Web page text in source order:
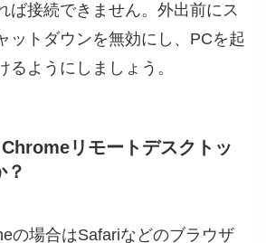
ば接続できません。外出前にス
ットダウンを無効にし、PCを起
るようにしましょう。
リモートデスクトッ
？
の場合はSafariなどのブラウザ